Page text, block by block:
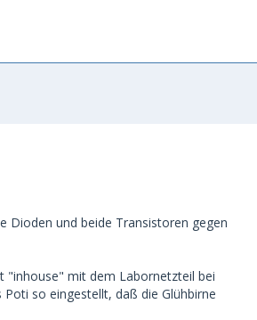
Dioden und beide Transistoren gegen
"inhouse" mit dem Labornetzteil bei
Poti so eingestellt, daß die Glühbirne